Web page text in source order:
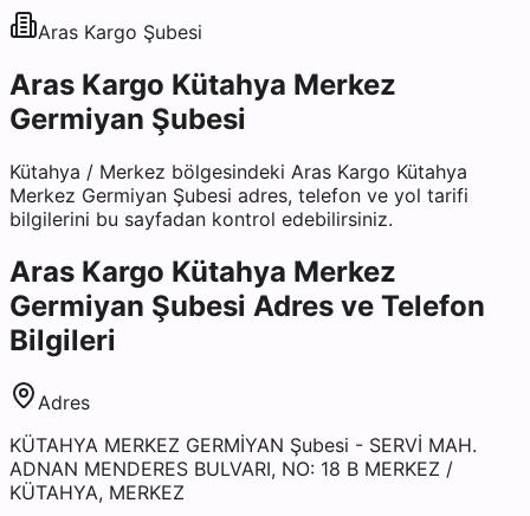
Aras Kargo Şubesi
Aras Kargo Kütahya Merkez
Germiyan Şubesi
Kütahya / Merkez bölgesindeki Aras Kargo Kütahya
Merkez Germiyan Şubesi adres, telefon ve yol tarifi
bilgilerini bu sayfadan kontrol edebilirsiniz.
Aras Kargo Kütahya Merkez
Germiyan Şubesi Adres ve Telefon
Bilgileri
Adres
KÜTAHYA MERKEZ GERMİYAN Şubesi - SERVİ MAH.
ADNAN MENDERES BULVARI, NO: 18 B MERKEZ /
KÜTAHYA, MERKEZ